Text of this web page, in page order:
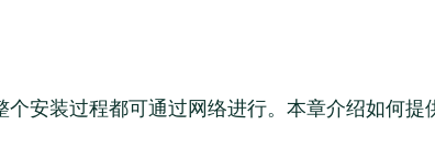
个安装过程都可通过网络进行。本章介绍如何提